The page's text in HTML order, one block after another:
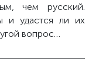
чем русский.
и удастся ли их
вопрос…